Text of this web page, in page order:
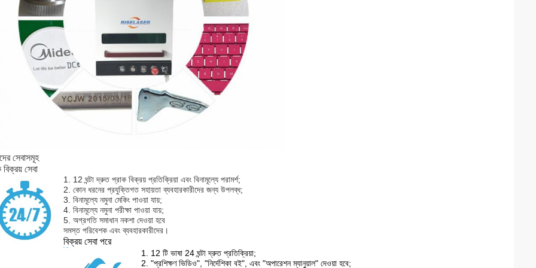
সেবাসমূহ
বিক্রয় সেবা
1. 12 ঘন্টা দ্রুত প্রাক বিক্রয় প্রতিক্রিয়া এবং বিনামূল্যে পরামর্শ;
2. কোন ধরনের প্রযুক্তিগত সহায়তা ব্যবহারকারীদের জন্য উপলব্ধ;
3. বিনামূল্যে নমুনা মেকিং পাওয়া যায়;
4. বিনামূল্যে নমুনা পরীক্ষা পাওয়া যায়;
5. অগ্রগতি সমাধান নকশা দেওয়া হবে
সমস্ত পরিবেশক এবং ব্যবহারকারীদের।
বিক্রয় সেবা পরে
1. 12 টি ভাষা 24 ঘন্টা দ্রুত প্রতিক্রিয়া;
2. "প্রশিক্ষণ ভিডিও", "নির্দেশিকা বই", এবং "অপারেশন ম্যানুয়াল" দেওয়া হবে;